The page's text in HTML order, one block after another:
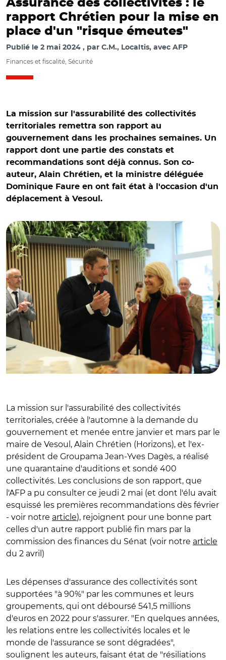
Assurance des collectivités : le
rapport Chrétien pour la mise en
place d'un "risque émeutes"
Publié le 2 mai 2024 par C.M., Localtis, avec AFP
Finances et fiscalité, Sécurité
La mission sur l'assurabilité des collectivités
territoriales remettra son rapport au
gouvernement dans les prochaines semaines. Un
rapport dont une partie des constats et
recommandations sont déjà connus. Son co-
auteur, Alain Chrétien, et la ministre déléguée
Dominique Faure en ont fait état à l'occasion d'un
déplacement à Vesoul.
© @FaureDominique/ Alain Chrétien et Dominique Faure
La mission sur l'assurabilité des collectivités
territoriales, créée à l'automne à la demande du
gouvernement et menée entre janvier et mars par le
maire de Vesoul, Alain Chrétien (Horizons), et l'ex-
président de Groupama Jean-Yves Dagès, a réalisé
une quarantaine d'auditions et sondé 400
collectivités. Les conclusions de son rapport, que
l'AFP a pu consulter ce jeudi 2 mai (et dont l'élu avait
esquissé les premières recommandations dès février
- voir notre article), rejoignent pour une bonne part
celles d'un autre rapport publié fin mars par la
commission des finances du Sénat (voir notre article
du 2 avril)
Les dépenses d'assurance des collectivités sont
supportées "à 90%" par les communes et leurs
groupements, qui ont déboursé 541,5 millions
d'euros en 2022 pour s'assurer. "En quelques années,
les relations entre les collectivités locales et le
monde de l'assurance se sont dégradées",
soulignent les auteurs, faisant état de "résiliations